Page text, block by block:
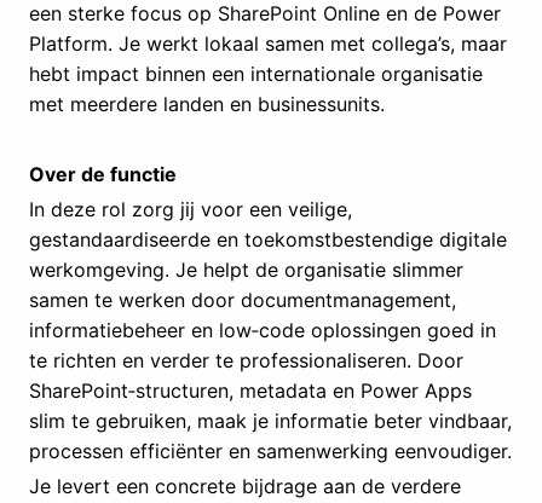
een sterke focus op SharePoint Online en de Power
Platform. Je werkt lokaal samen met collega’s, maar
hebt impact binnen een internationale organisatie
met meerdere landen en businessunits.
Over de functie
In deze rol zorg jij voor een veilige,
gestandaardiseerde en toekomstbestendige digitale
werkomgeving. Je helpt de organisatie slimmer
samen te werken door documentmanagement,
informatiebeheer en low‑code oplossingen goed in
te richten en verder te professionaliseren. Door
SharePoint‑structuren, metadata en Power Apps
slim te gebruiken, maak je informatie beter vindbaar,
processen efficiënter en samenwerking eenvoudiger.
Je levert een concrete bijdrage aan de verdere